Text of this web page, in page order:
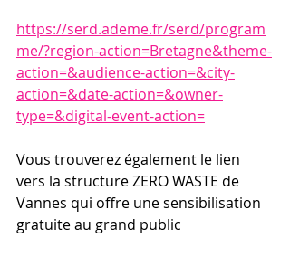
https://serd.ademe.fr/serd/program
me/?region-action=Bretagne&theme-
action=&audience-action=&city-
action=&date-action=&owner-
type=&digital-event-action=
Vous trouverez également le lien
vers la structure ZERO WASTE de
Vannes qui offre une sensibilisation
gratuite au grand public